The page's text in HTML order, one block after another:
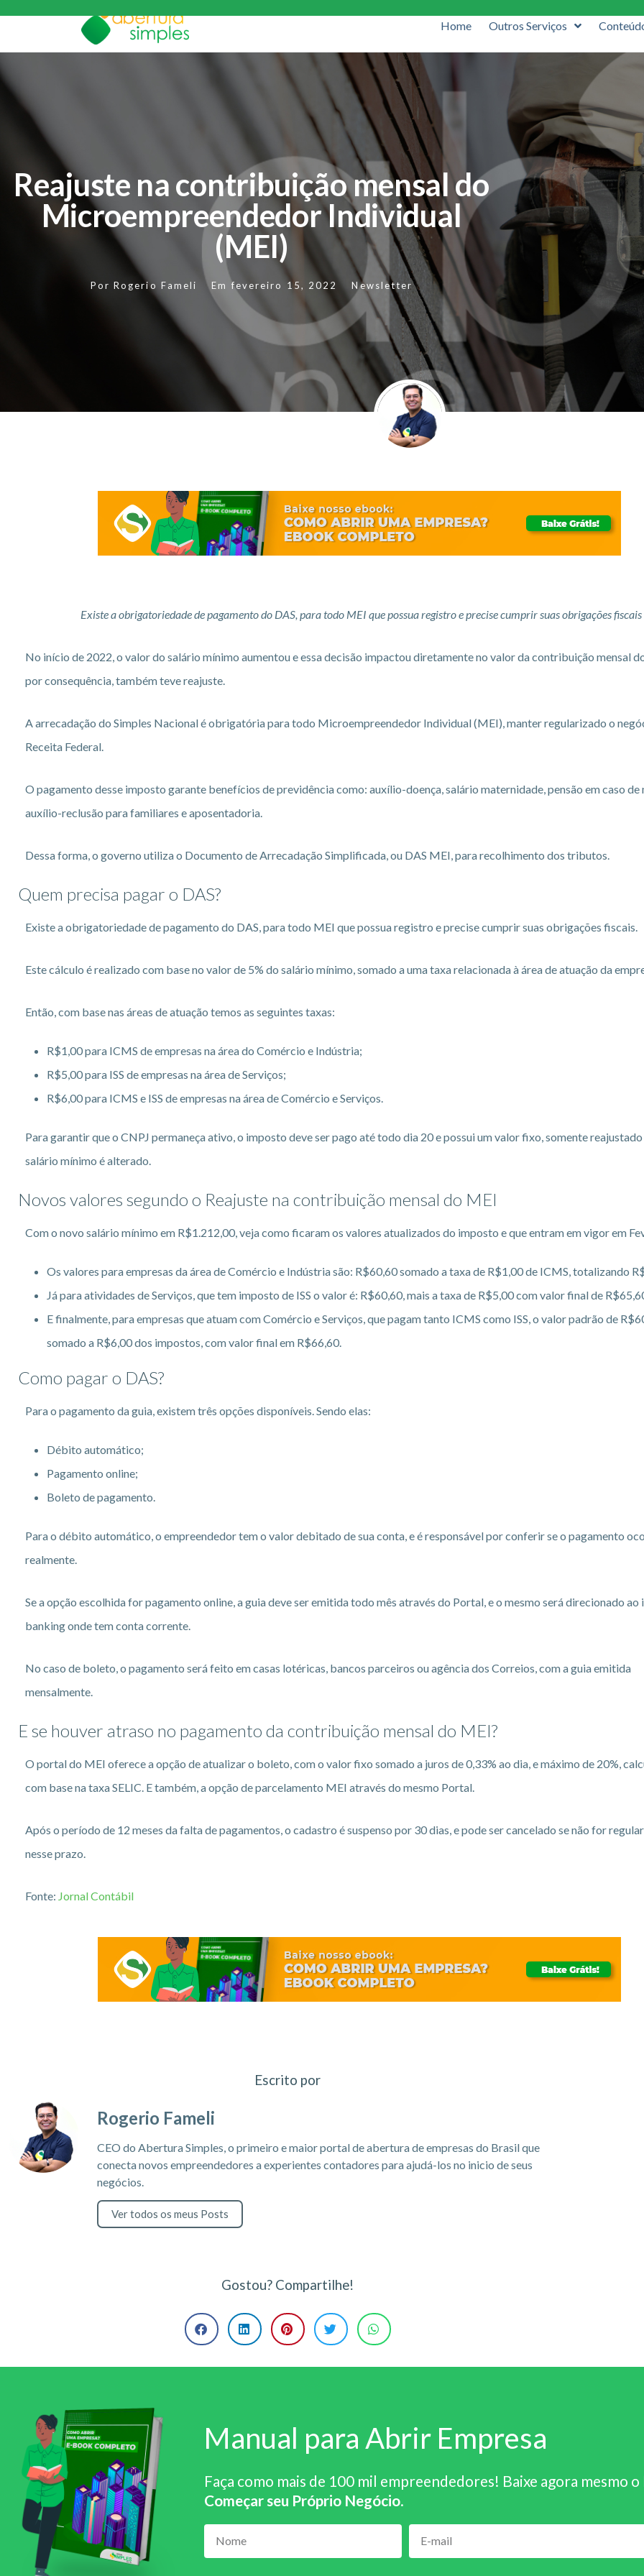
Home Outros Serviços
Reajuste na contribuição mensal do
Microempreendedor Individual
(MEI)
Por Rogerio Fameli Em fevereiro 15, 2022 Newsletter
Existe a obrigatoriedade de pagamento do DAS, para todo MEI que possua registro e precise cumprir suas obrigações fiscais
No início de 2022, o valor do salário mínimo aumentou e essa decisão impactou diretamente no valor da contribuição mensal
por consequência, também teve reajuste.
A arrecadação do Simples Nacional é obrigatória para todo Microempreendedor Individual (MEI), manter regularizado o
Receita Federal.
O pagamento desse imposto garante benefícios de previdência como: auxílio-doença, salário maternidade, pensão em caso de
auxílio-reclusão para familiares e aposentadoria.
Dessa forma, o governo utiliza o Documento de Arrecadação Simplificada, ou DAS MEI, para recolhimento dos tributos.
Quem precisa pagar o DAS?
Existe a obrigatoriedade de pagamento do DAS, para todo MEI que possua registro e precise cumprir suas obrigações fiscais.
Este cálculo é realizado com base no valor de 5% do salário mínimo, somado a uma taxa relacionada à área de atuação da
Então, com base nas áreas de atuação temos as seguintes taxas:
R$1,00 para ICMS de empresas na área do Comércio e Indústria;
R$5,00 para ISS de empresas na área de Serviços;
R$6,00 para ICMS e ISS de empresas na área de Comércio e Serviços.
Para garantir que o CNPJ permaneça ativo, o imposto deve ser pago até todo dia 20 e possui um valor fixo, somente
salário mínimo é alterado.
Novos valores segundo o Reajuste na contribuição mensal do MEI
Com o novo salário mínimo em R$1.212,00, veja como ficaram os valores atualizados do imposto e que entram em vigor em
Os valores para empresas da área de Comércio e Indústria são: R$60,60 somado a taxa de R$1,00 de ICMS, totalizando
Já para atividades de Serviços, que tem imposto de ISS o valor é: R$60,60, mais a taxa de R$5,00 com valor final de
E finalmente, para empresas que atuam com Comércio e Serviços, que pagam tanto ICMS como ISS, o valor padrão de
somado a R$6,00 dos impostos, com valor final em R$66,60.
Como pagar o DAS?
Para o pagamento da guia, existem três opções disponíveis. Sendo elas:
Débito automático;
Pagamento online;
Boleto de pagamento.
Para o débito automático, o empreendedor tem o valor debitado de sua conta, e é responsável por conferir se o pagamento
realmente.
Se a opção escolhida for pagamento online, a guia deve ser emitida todo mês através do Portal, e o mesmo será direcionado ao
banking onde tem conta corrente.
No caso de boleto, o pagamento será feito em casas lotéricas, bancos parceiros ou agência dos Correios, com a guia emitida
mensalmente.
E se houver atraso no pagamento da contribuição mensal do MEI?
O portal do MEI oferece a opção de atualizar o boleto, com o valor fixo somado a juros de 0,33% ao dia, e máximo de 20%,
com base na taxa SELIC. E também, a opção de parcelamento MEI através do mesmo Portal.
Após o período de 12 meses da falta de pagamentos, o cadastro é suspenso por 30 dias, e pode ser cancelado se não for
nesse prazo.
Fonte: Jornal Contábil
Escrito por
Rogerio Fameli
CEO do Abertura Simples, o primeiro e maior portal de abertura de empresas do Brasil que
conecta novos empreendedores a experientes contadores para ajudá-los no inicio de seus
negócios.
Ver todos os meus Posts
Gostou? Compartilhe!
Manual para Abrir Empresa
Faça como mais de 100 mil empreendedores! Baixe agora mesmo o
Começar seu Próprio Negócio.